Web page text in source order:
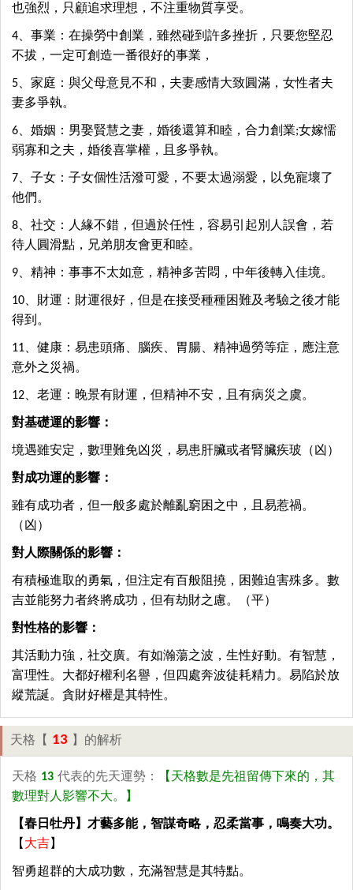
也強烈，只顧追求理想，不注重物質享受。
4、事業：在操勞中創業，雖然碰到許多挫折，只要您堅忍
不拔，一定可創造一番很好的事業，
5、家庭：與父母意見不和，夫妻感情大致圓滿，女性者夫
妻多爭執。
6、婚姻：男娶賢慧之妻，婚後還算和睦，合力創業;女嫁懦
弱寡和之夫，婚後喜掌權，且多爭執。
7、子女：子女個性活潑可愛，不要太過溺愛，以免寵壞了
他們。
8、社交：人緣不錯，但過於任性，容易引起別人誤會，若
待人圓滑點，兄弟朋友會更和睦。
9、精神：事事不太如意，精神多苦悶，中年後轉入佳境。
10、財運：財運很好，但是在接受種種困難及考驗之後才能
得到。
11、健康：易患頭痛、腦疾、胃腸、精神過勞等症，應注意
意外之災禍。
12、老運：晚景有財運，但精神不安，且有病災之虞。
對基礎運的影響：
境遇雖安定，數理難免凶災，易患肝臟或者腎臟疾玻（凶）
對成功運的影響：
雖有成功者，但一般多處於離亂窮困之中，且易惹禍。
（凶）
對人際關係的影響：
有積極進取的勇氣，但注定有百般阻撓，困難迫害殊多。數
吉並能努力者終將成功，但有劫財之慮。（平）
對性格的影響：
其活動力強，社交廣。有如瀚蕩之波，生性好動。有智慧，
富理性。大都好權利名譽，但四處奔波徒耗精力。易陷於放
縱荒誕。貪財好權是其特性。
天格【 13 】的解析
天格 13 代表的先天運勢：
【天格數是先祖留傳下來的，其
數理對人影響不大。】
【春日牡丹】才藝多能，智謀奇略，忍柔當事，鳴奏大功。
【 大吉】
智勇超群的大成功數，充滿智慧是其特點。